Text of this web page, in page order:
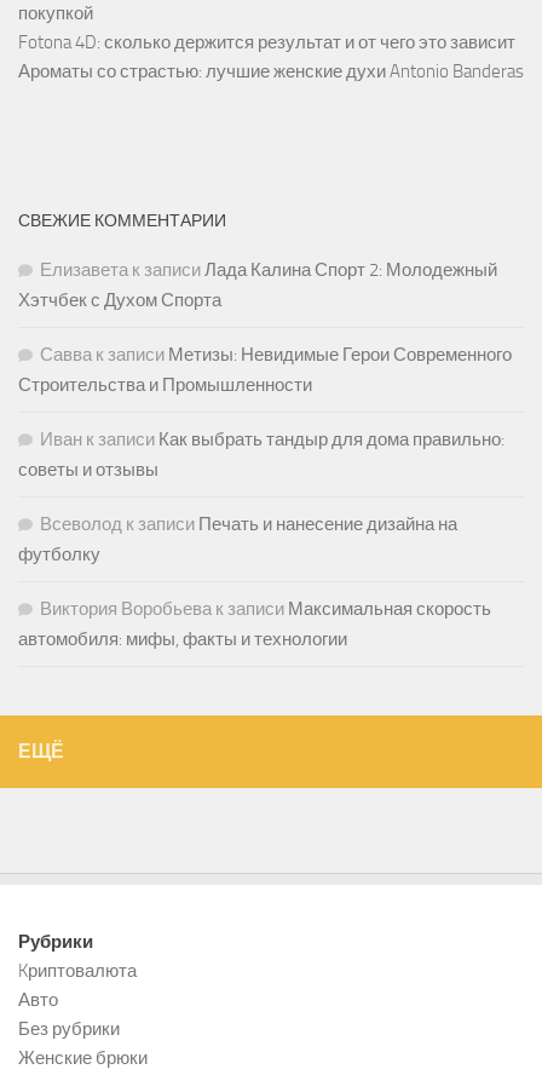
покупкой
Fotona 4D: сколько держится результат и от чего это зависит
Ароматы со страстью: лучшие женские духи Antonio Banderas
СВЕЖИЕ КОММЕНТАРИИ
Елизаветак записиЛада Калина Спорт 2: Молодежный
Хэтчбек с Духом Спорта
Саввак записи Метизы: Невидимые Герои Современного
Строительства и Промышленности
Иван к записи Как выбрать тандыр для дома правильно:
советы и отзывы
Всеволод к записи Печать и нанесение дизайна на
футболку
Виктория Воробьевак записи Максимальная скорость
автомобиля: мифы, факты и технологии
ЕЩЁ
Рубрики
Kриптовалюта
Авто
Без рубрики
Женские брюки